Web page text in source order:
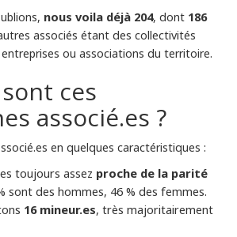
nous voila déjà 204, dont 186
associés étant des collectivités
ou associations du territoire.
ces
associé.es ?
en quelques caractéristiques :
toujours assez proche de la parité
sont des hommes, 46 % des femmes.
16 mineur.es, très majoritairement